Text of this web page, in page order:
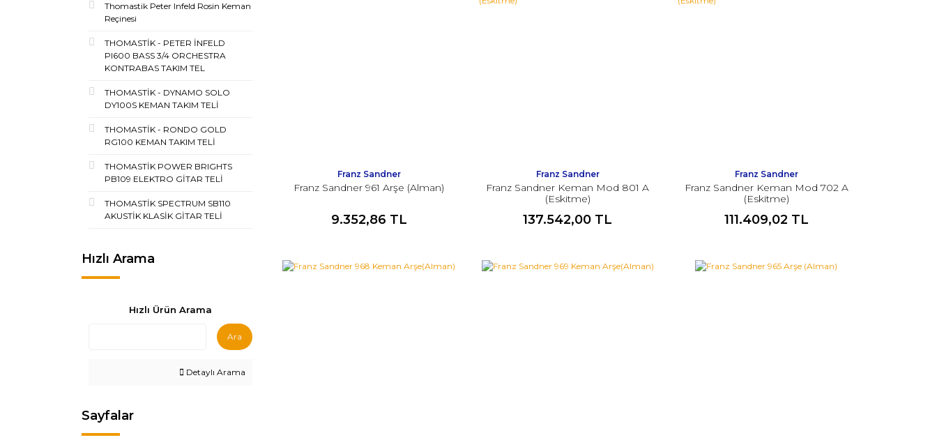
Thomastik Peter Infeld Rosin Keman
Reçinesi
THOMASTİK - PETER İNFELD
PI600 BASS 3/4 ORCHESTRA
KONTRABAS TAKIM TEL
THOMASTİK - DYNAMO SOLO
DY100S KEMAN TAKIM TELİ
THOMASTİK - RONDO GOLD
RG100 KEMAN TAKIM TELİ
THOMASTİK POWER BRIGHTS
PB109 ELEKTRO GİTAR TELİ
THOMASTİK SPECTRUM SB110
AKUSTİK KLASİK GİTAR TELİ
Hızlı Arama
Hızlı Ürün Arama
Ara
Detaylı Arama
Sayfalar
Franz Sandner
Franz Sandner 961 Arşe (Alman)
9.352,86 TL
Franz Sandner
Franz Sandner Keman Mod 801 A
(Eskitme)
137.542,00 TL
Franz Sandner
Franz Sandner Keman Mod 702 A
(Eskitme)
111.409,02 TL